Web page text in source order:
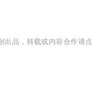
出品，转载或内容合作请点